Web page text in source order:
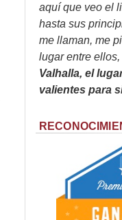
aquí que veo el
hasta sus
me llaman, me
lugar entre ellos,
Valhalla, el
valientes para